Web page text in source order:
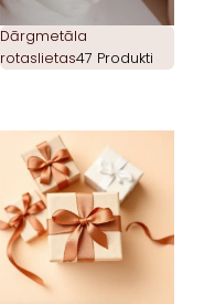
Dārgmetāla
rotaslietas47 Produkti